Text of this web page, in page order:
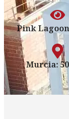
Pink
Murcia: